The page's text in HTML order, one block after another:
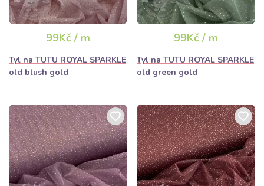
99Kč / m
Tyl na TUTU ROYAL SPARKLE
old blush gold
99Kč / m
Tyl na TUTU ROYAL SPARKLE
old green gold